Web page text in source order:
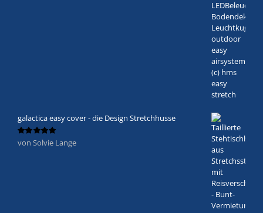
galactica easy cover - die Design Stretchhusse
Bewertet
von Solvie Lange